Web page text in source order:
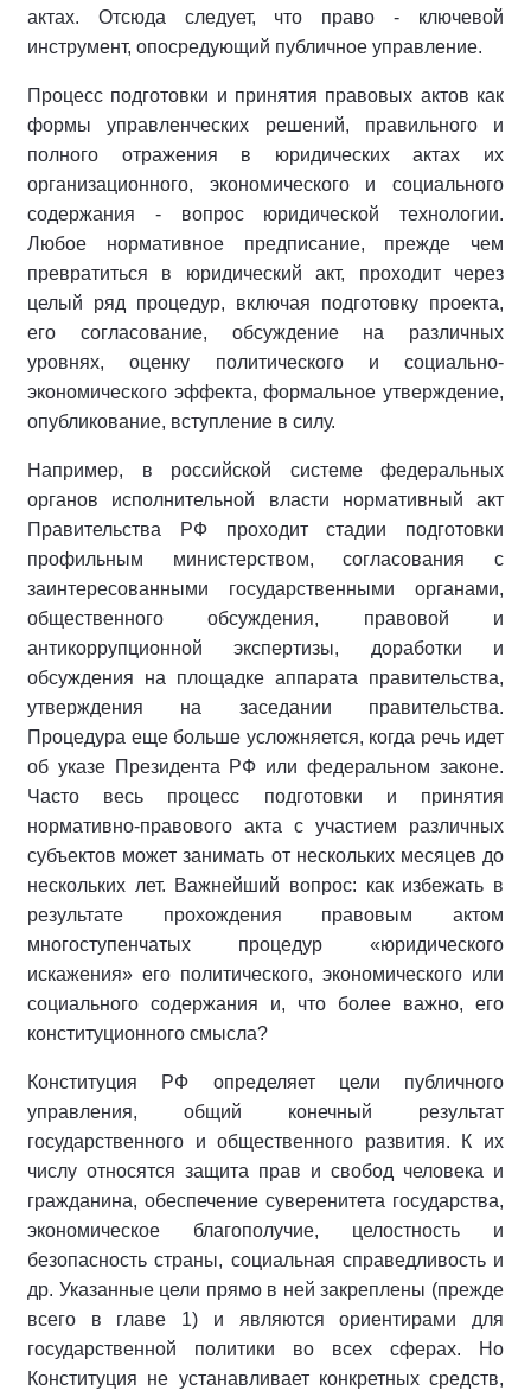
актах. Отсюда следует, что право - ключевой
инструмент, опосредующий публичное управление.
Процесс подготовки и принятия правовых актов как
формы управленческих решений, правильного и
полного отражения в юридических актах их
организационного, экономического и социального
содержания - вопрос юридической технологии.
Любое нормативное предписание, прежде чем
превратиться в юридический акт, проходит через
целый ряд процедур, включая подготовку проекта,
его согласование, обсуждение на различных
уровнях, оценку политического и социально-
экономического эффекта, формальное утверждение,
опубликование, вступление в силу.
Например, в российской системе федеральных
органов исполнительной власти нормативный акт
Правительства РФ проходит стадии подготовки
профильным министерством, согласования с
заинтересованными государственными органами,
общественного обсуждения, правовой и
антикоррупционной экспертизы, доработки и
обсуждения на площадке аппарата правительства,
утверждения на заседании правительства.
Процедура еще больше усложняется, когда речь идет
об указе Президента РФ или федеральном законе.
Часто весь процесс подготовки и принятия
нормативно-правового акта с участием различных
субъектов может занимать от нескольких месяцев до
нескольких лет. Важнейший вопрос: как избежать в
результате прохождения правовым актом
многоступенчатых процедур «юридического
искажения» его политического, экономического или
социального содержания и, что более важно, его
конституционного смысла?
Конституция РФ определяет цели публичного
управления, общий конечный результат
государственного и общественного развития. К их
числу относятся защита прав и свобод человека и
гражданина, обеспечение суверенитета государства,
экономическое благополучие, целостность и
безопасность страны, социальная справедливость и
др. Указанные цели прямо в ней закреплены (прежде
всего в главе 1) и являются ориентирами для
государственной политики во всех сферах. Но
Конституция не устанавливает конкретных средств,